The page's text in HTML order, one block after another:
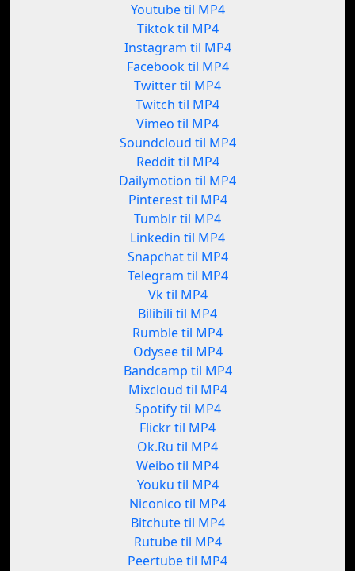
Youtube til MP4
Tiktok til MP4
Instagram til MP4
Facebook til MP4
Twitter til MP4
Twitch til MP4
Vimeo til MP4
Soundcloud til MP4
Reddit til MP4
Dailymotion til MP4
Pinterest til MP4
Tumblr til MP4
Linkedin til MP4
Snapchat til MP4
Telegram til MP4
Vk til MP4
Bilibili til MP4
Rumble til MP4
Odysee til MP4
Bandcamp til MP4
Mixcloud til MP4
Spotify til MP4
Flickr til MP4
Ok.Ru til MP4
Weibo til MP4
Youku til MP4
Niconico til MP4
Bitchute til MP4
Rutube til MP4
Peertube til MP4